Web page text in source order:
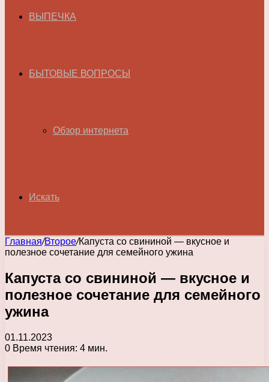
ВЫПЕЧКА
БЫТОВЫЕ ВОПРОСЫ
Обзор интернета
Искать
Главная/Второе/Капуста со свининой — вкусное и
полезное сочетание для семейного ужина
Капуста со свининой — вкусное и
полезное сочетание для семейного
ужина
01.11.2023
0 Время чтения: 4 мин.